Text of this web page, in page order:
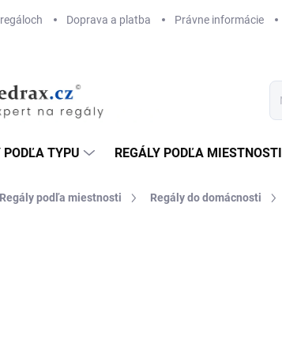
Doprava a platba Právne informácie
PODĽA TYPU REGÁLY PODĽA MIESTNOSTI
Regály podľa miestnosti Regály do domácnosti